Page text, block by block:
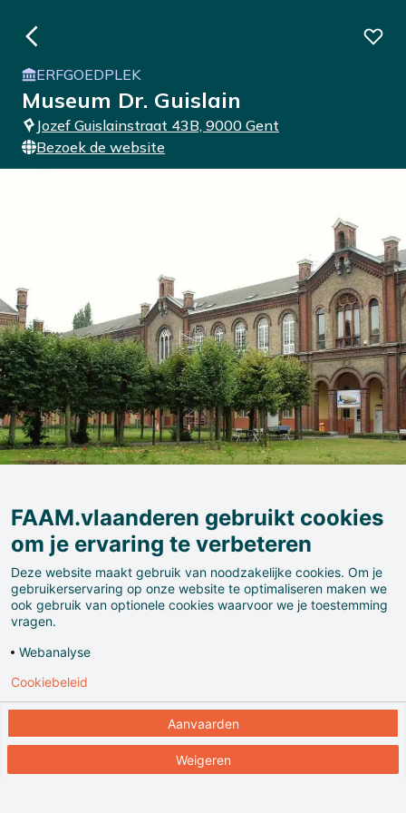
ERFGOEDPLEK
Museum Dr. Guislain
Jozef Guislainstraat 43B, 9000 Gent
Bezoek de website
Wat is normaal, wat is abnormaal? De verhouding
tussen deze twee wisselt nogal eens, net als de
omgang met het (ab)normale. Die eeuwig actuele
problematiek is in Museum Dr. Guislain aan de orde.
Het toont de fascinerende geschiedenis van de
psychiatrie en de ‘waanzin’.
FAAM.vlaanderen gebruikt cookies
om je ervaring te verbeteren
Deze website maakt gebruik van noodzakelijke cookies. Om je
gebruikerservaring op onze website te optimaliseren maken we
ook gebruik van optionele cookies waarvoor we je toestemming
vragen.
Webanalyse
Aanvaarden
Weigeren
Cookiebeleid